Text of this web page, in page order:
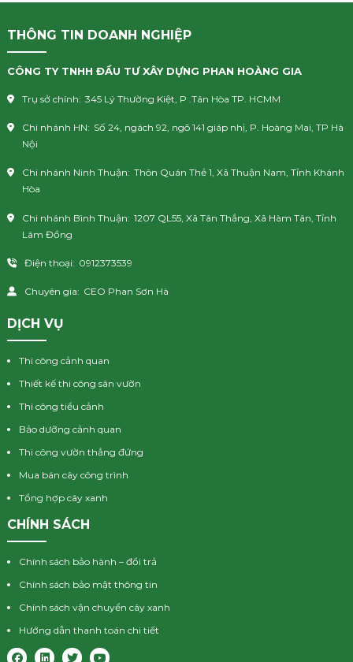
THÔNG TIN DOANH NGHIỆP
CÔNG TY TNHH ĐẦU TƯ XÂY DỰNG PHAN HOÀNG GIA
Trụ sở chính: 345 Lý Thường Kiệt, P .Tân Hòa TP. HCMM
Chi nhánh HN: Số 24, ngách 92, ngõ 141 giáp nhị, P. Hoàng Mai, TP Hà
Nội
Chi nhánh Ninh Thuận: Thôn Quán Thẻ 1, Xã Thuận Nam, Tỉnh Khánh
Hòa
Chi nhánh Bình Thuận: 1207 QL55, Xã Tân Thắng, Xã Hàm Tân, Tỉnh
Lâm Đồng
Điện thoại: 0912373539
Chuyên gia: CEO Phan Sơn Hà
DỊCH VỤ
Thi công cảnh quan
Thiết kế thi công sân vườn
Thi công tiểu cảnh
Bảo dưỡng cảnh quan
Thi công vườn thẳng đứng
Mua bán cây công trình
Tổng hợp cây xanh
CHÍNH SÁCH
Chính sách bảo hành – đổi trả
Chính sách bảo mật thông tin
Chính sách vận chuyển cây xanh
Hướng dẫn thanh toán chi tiết